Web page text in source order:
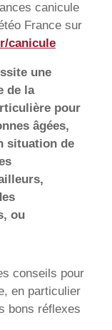
canicule
France sur
canicule
une
de la
pour
âgées,
situation de
ou
conseils pour
en particulier
bons réflexes